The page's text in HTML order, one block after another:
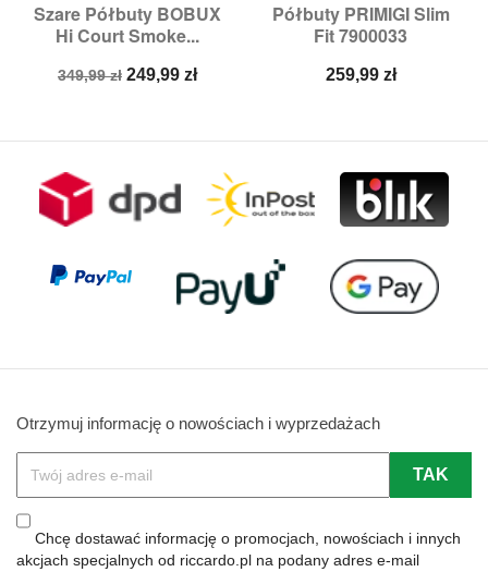
Szare Półbuty BOBUX
Hi Court Smoke...
Cena
349,99 zł Cena
249,99 zł
Półbuty PRIMIGI Slim
Fit 7900033
Cena
259,99 zł
Otrzymuj informację o nowościach i wyprzedażach
Chcę dostawać informację o promocjach, nowościach i innych
akcjach specjalnych od riccardo.pl na podany adres e-mail